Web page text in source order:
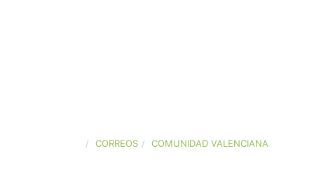
CORREOS COMUNIDAD VALENCIANA